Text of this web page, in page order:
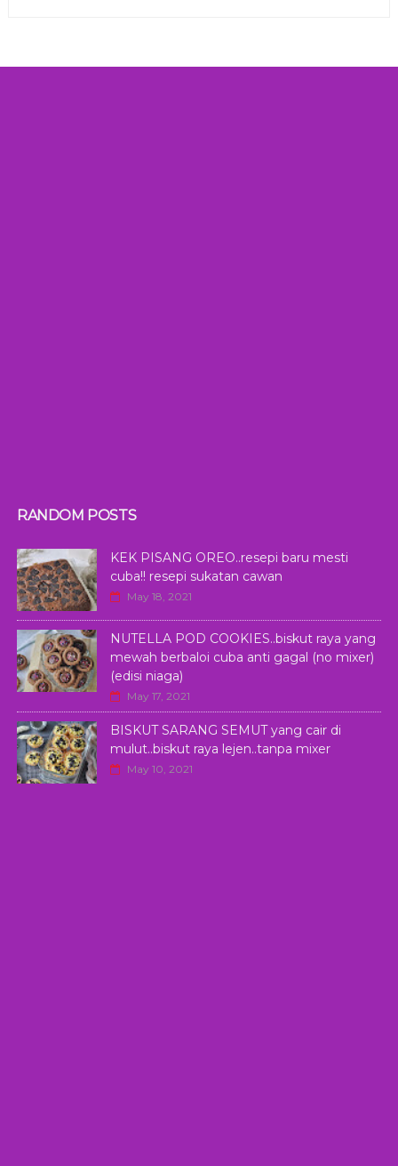
RANDOM POSTS
KEK PISANG OREO..resepi baru mesti
cuba!! resepi sukatan cawan
May 18, 2021
NUTELLA POD COOKIES..biskut raya yang
mewah berbaloi cuba anti gagal (no mixer)
(edisi niaga)
May 17, 2021
BISKUT SARANG SEMUT yang cair di
mulut..biskut raya lejen..tanpa mixer
May 10, 2021